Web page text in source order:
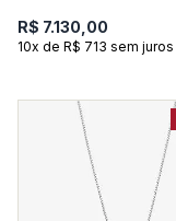
Diamantes
R$ 7.130,00
10x de R$ 713 sem juros